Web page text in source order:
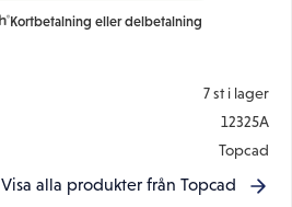
Kortbetalning eller delbetalning
7 st i lager
12325A
Topcad
Visa alla produkter från Topcad